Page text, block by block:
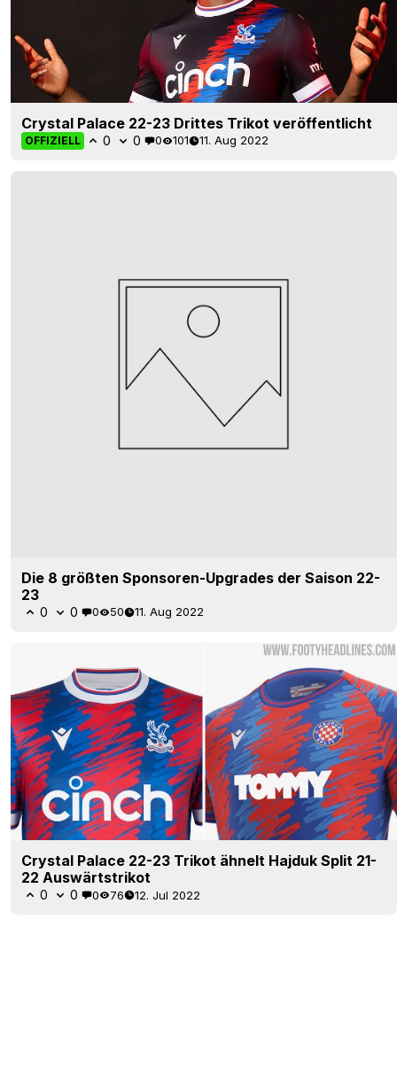
Crystal Palace 22-23 Drittes Trikot veröffentlicht
OFFIZIELL 0 0 0 101 11. Aug 2022
Die 8 größten Sponsoren-Upgrades der Saison 22-
23
0 0 0 50 11. Aug 2022
Crystal Palace 22-23 Trikot ähnelt Hajduk Split 21-
22 Auswärtstrikot
0 0 0 76 12. Jul 2022